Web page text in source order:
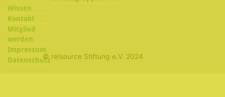
Wissen
Kontakt
Mitglied
werden
Impressum
Datenschutz© re!source Stiftung e.V. 2024